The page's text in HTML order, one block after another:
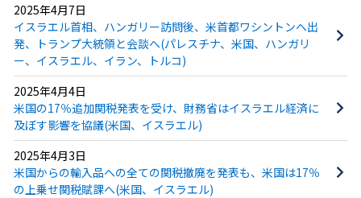
2025年4月7日
イスラエル首相、ハンガリー訪問後、米首都ワシントンへ出
発、トランプ大統領と会談へ(パレスチナ、米国、ハンガリ
ー、イスラエル、イラン、トルコ)
2025年4月4日
米国の17％追加関税発表を受け、財務省はイスラエル経済に
及ぼす影響を協議(米国、イスラエル)
2025年4月3日
米国からの輸入品への全ての関税撤廃を発表も、米国は17％
の上乗せ関税賦課へ(米国、イスラエル)